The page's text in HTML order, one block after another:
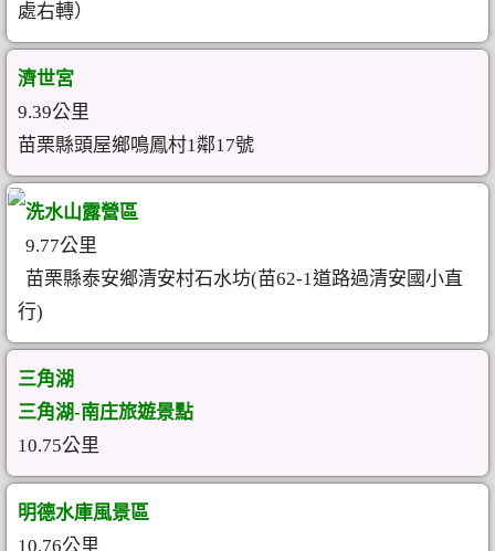
處右轉）
濟世宮
9.39公里
苗栗縣頭屋鄉鳴鳳村1鄰17號
洗水山露營區
9.77公里
苗栗縣泰安鄉清安村石水坊(苗62-1道路過清安國小直
行)
三角湖
三角湖-南庄旅遊景點
10.75公里
明德水庫風景區
10.76公里